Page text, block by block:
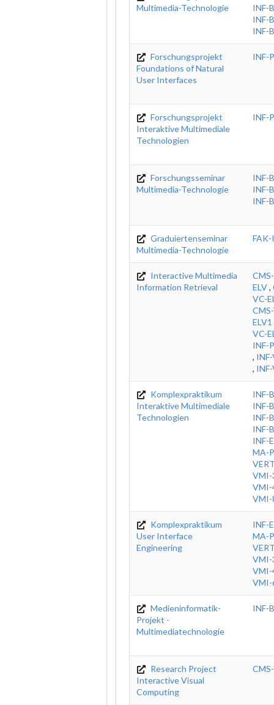
Multimedia-Technologie
INF-
INF-
INF-
Forschungsprojekt
Foundations of Natural
User Interfaces
INF-
Forschungsprojekt
Interaktive Multimediale
Technologien
INF-
Forschungsseminar
Multimedia-Technologie
INF-
INF-
INF-
Graduiertenseminar
Multimedia-Technologie
FAK-
Interactive Multimedia
Information Retrieval
ELV,
VC-
ELV1
VC-
INF-
,
,
Komplexpraktikum
Interaktive Multimediale
Technologien
INF-
INF-
INF-
INF-
INF-
MA-
VMI-
VMI-
VMI-
Komplexpraktikum
User Interface
Engineering
INF-
MA-
VMI-
VMI-
VMI-
Medieninformatik-
Projekt -
Multimediatechnologie
INF-
Research Project
Interactive Visual
Computing